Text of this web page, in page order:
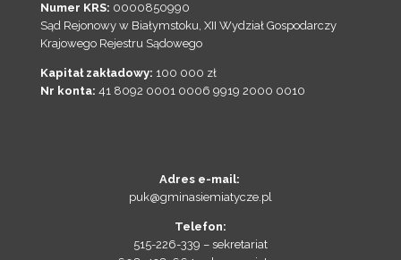
Numer KRS: 0000850990
Sąd Rejonowy w Białymstoku, XII Wydział Gospodarczy
Krajowego Rejestru Sądowego
Kapitał zakładowy: 100 000 zł
Nr konta: 41 8092 0001 0006 9919 2000 0010
Adres e-mail:
puk@gminasiemiatycze.pl
Telefon:
515-226-339 – sekretariat